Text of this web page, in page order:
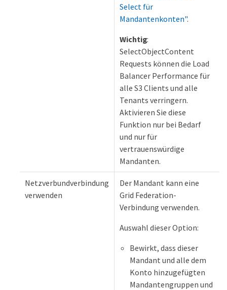
Select für
Mandantenkonten".
Wichtig:
SelectObjectContent
Requests können die Load
Balancer Performance für
alle S3 Clients und alle
Tenants verringern.
Aktivieren Sie diese
Funktion nur bei Bedarf
und nur für
vertrauenswürdige
Mandanten.
Netzverbundverbindung
verwenden
Der Mandant kann eine
Grid Federation-
Verbindung verwenden.
Auswahl dieser Option:
Bewirkt, dass dieser
Mandant und alle dem
Konto hinzugefügten
Mandantengruppen und